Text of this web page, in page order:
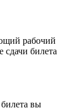
рабочий
сдачи билета
вы